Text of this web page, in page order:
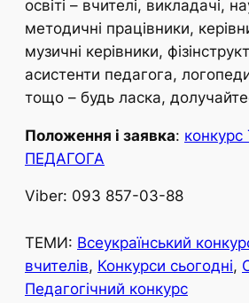
освіті – вчителі, викладачі,
методичні працівники,
музичні керівники,
асистенти педагога,
тощо – будь ласка,
Положення і заявка:
ПЕДАГОГА
Viber: 093 857-03-88
ТЕМИ: Всеукраїнський
вчителів, Конкурси сьогодні,
Педагогічний конкурс